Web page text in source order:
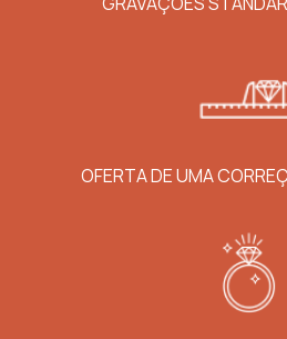
OFERTA DE UMA